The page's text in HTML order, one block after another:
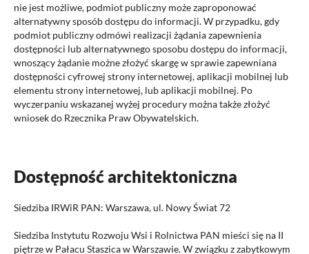
nie jest możliwe, podmiot publiczny może zaproponować
alternatywny sposób dostępu do informacji. W przypadku, gdy
podmiot publiczny odmówi realizacji żądania zapewnienia
dostępności lub alternatywnego sposobu dostępu do informacji,
wnoszący żądanie możne złożyć skargę w sprawie zapewniana
dostępności cyfrowej strony internetowej, aplikacji mobilnej lub
elementu strony internetowej, lub aplikacji mobilnej. Po
wyczerpaniu wskazanej wyżej procedury można także złożyć
wniosek do Rzecznika Praw Obywatelskich.
Dostępność architektoniczna
Siedziba IRWiR PAN: Warszawa, ul. Nowy Świat 72
Siedziba Instytutu Rozwoju Wsi i Rolnictwa PAN mieści się na II
piętrze w Pałacu Staszica w Warszawie. W związku z zabytkowym